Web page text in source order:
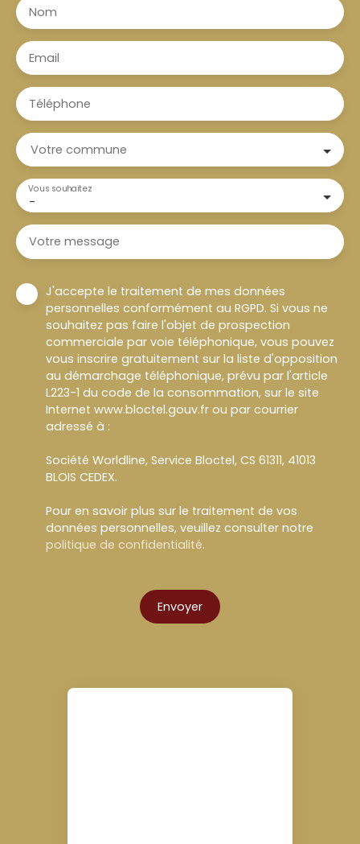
Nom
Email
Téléphone
Votre commune
-
Vous souhaitez
Votre message
J'accepte le traitement de mes données
personnelles conformément au RGPD. Si vous ne
souhaitez pas faire l'objet de prospection
commerciale par voie téléphonique, vous pouvez
vous inscrire gratuitement sur la liste d'opposition
au démarchage téléphonique, prévu par l'article
L223-1 du code de la consommation, sur le site
Internet www.bloctel.gouv.fr ou par courrier
adressé à :
Société Worldline, Service Bloctel, CS 61311, 41013
BLOIS CEDEX.
Pour en savoir plus sur le traitement de vos
données personnelles, veuillez consulter notre
politique de confidentialité.
Envoyer